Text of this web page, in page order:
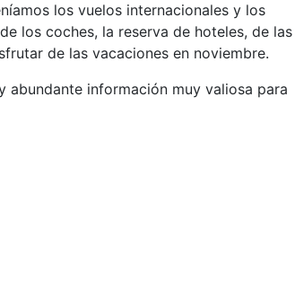
los vuelos internacionales y los
los coches, la reserva de hoteles, de las
de las vacaciones en noviembre.
abundante información muy valiosa para